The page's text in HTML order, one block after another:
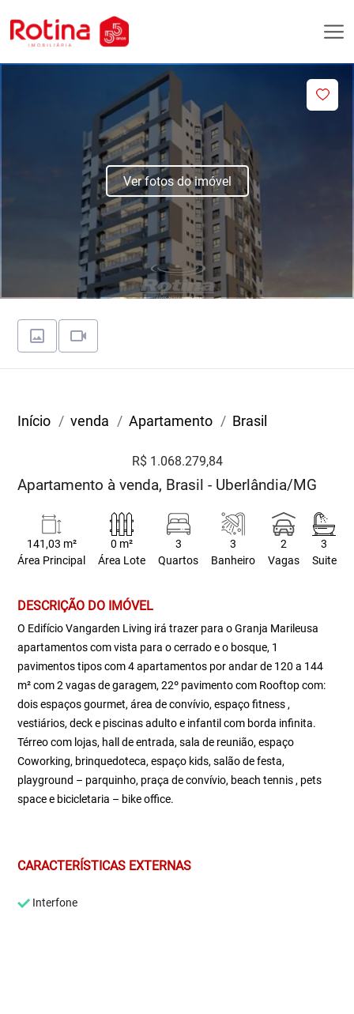
Ver fotos do imóvel
Início venda Apartamento Brasil
R$ 1.068.279,84
Apartamento à venda, Brasil - Uberlândia/MG
141,03 m²
Área Principal
0 m²
Área Lote
3
Quartos
3
Banheiro
2
Vagas
3
Suite
DESCRIÇÃO DO IMÓVEL
O Edifício Vangarden Living irá trazer para o Granja Marileusa
apartamentos com vista para o cerrado e o bosque, 1
pavimentos tipos com 4 apartamentos por andar de 120 a 144
m² com 2 vagas de garagem, 22º pavimento com Rooftop com:
dois espaços gourmet, área de convívio, espaço fitness ,
vestiários, deck e piscinas adulto e infantil com borda infinita.
Térreo com lojas, hall de entrada, sala de reunião, espaço
Coworking, brinquedoteca, espaço kids, salão de festa,
playground – parquinho, praça de convívio, beach tennis , pets
space e bicicletaria – bike office.
CARACTERÍSTICAS EXTERNAS
Interfone